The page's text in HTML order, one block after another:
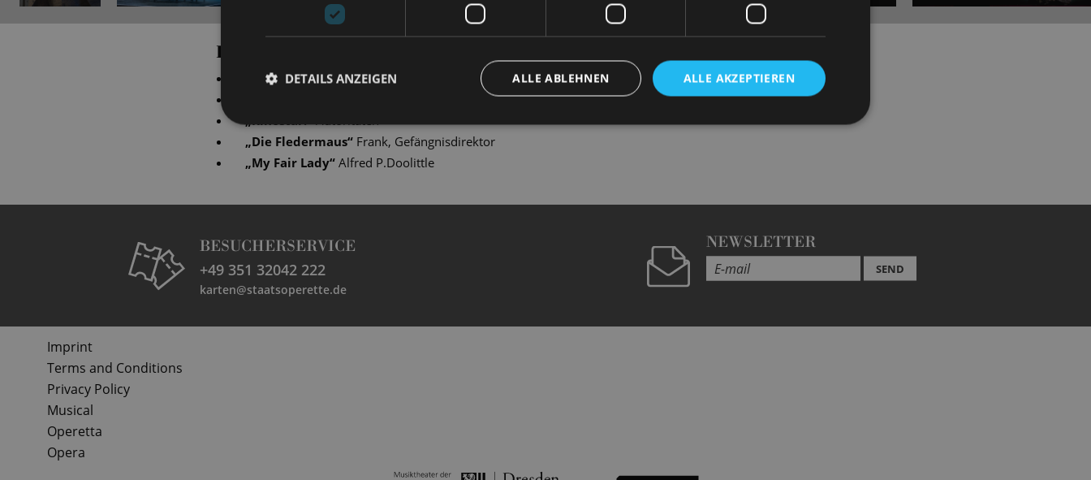
PRODUCTIONS
Simsalabim“ Vater Schreiber/ Magier Hanussen/ Vater Junkers/ Regisseur/ u. a.
„Kinostar!“ Autoritäten
„Die Fledermaus“ Frank, Gefängnisdirektor
„My Fair Lady“ Alfred P.Doolittle
BESUCHERSERVICE
+49 351 32042 222
karten@staatsoperette.de
NEWSLETTER
SEND
Imprint
Terms and Conditions
Privacy Policy
Musical
Operetta
Opera
ALLE AKZEPTIEREN
ALLE ABLEHNEN
DETAILS ANZEIGEN